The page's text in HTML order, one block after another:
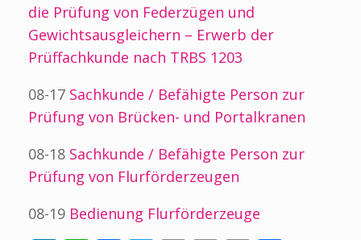
die Prüfung von Federzügen und
Gewichtsausgleichern – Erwerb der
Prüffachkunde nach TRBS 1203
08-17 Sachkunde / Befähigte Person zur
Prüfung von Brücken- und Portalkranen
08-18 Sachkunde / Befähigte Person zur
Prüfung von Flurförderzeugen
08-19 Bedienung Flurförderzeuge